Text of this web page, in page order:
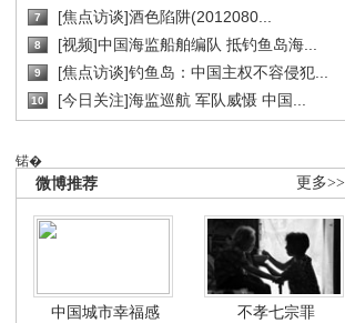
7 [焦点访谈]酒色陷阱(2012080...
8 [视频]中国海监船舶编队 抵钓鱼岛海...
9 [焦点访谈]钓鱼岛：中国主权不容侵犯...
10 [今日关注]海监巡航 军队威慑 中国...
锘�
更多>>
微博推荐
中国城市幸福感
不孝七宗罪